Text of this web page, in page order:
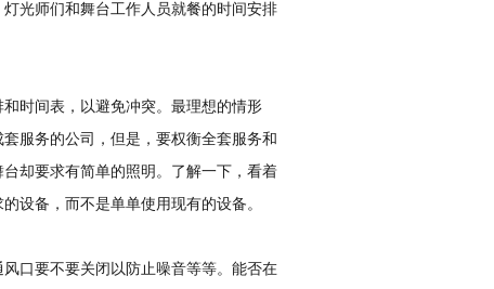
光师们和舞台工作人员就餐的时间安排
时间表，以避免冲突。最理想的情形
服务的公司，但是，要权衡全套服务和
却要求有简单的照明。了解一下，看着
设备，而不是单单使用现有的设备。
口要不要关闭以防止噪音等等。能否在